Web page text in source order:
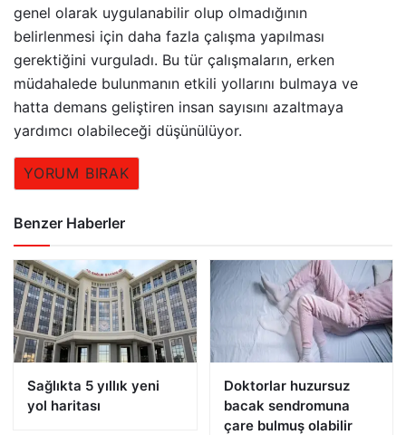
genel olarak uygulanabilir olup olmadığının
belirlenmesi için daha fazla çalışma yapılması
gerektiğini vurguladı. Bu tür çalışmaların, erken
müdahalede bulunmanın etkili yollarını bulmaya ve
hatta demans geliştiren insan sayısını azaltmaya
yardımcı olabileceği düşünülüyor.
YORUM BIRAK
Benzer Haberler
Sağlıkta 5 yıllık yeni
yol haritası
Doktorlar huzursuz
bacak sendromuna
çare bulmuş olabilir